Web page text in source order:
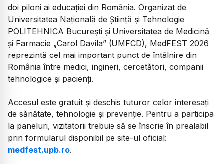
doi piloni ai educației din România. Organizat de
Universitatea Națională de Știință și Tehnologie
POLITEHNICA București și Universitatea de Medicină
și Farmacie „Carol Davila” (UMFCD), MedFEST 2026
reprezintă cel mai important punct de întâlnire din
România între medici, ingineri, cercetători, companii
tehnologice și pacienți.
Accesul este gratuit și deschis tuturor celor interesați
de sănătate, tehnologie și prevenție. Pentru a participa
la paneluri, vizitatorii trebuie să se înscrie în prealabil
prin formularul disponibil pe site-ul oficial:
medfest.upb.ro.